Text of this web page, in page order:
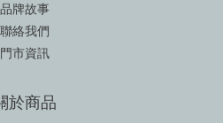
品牌故事
聯絡我們
門市資訊
於商品